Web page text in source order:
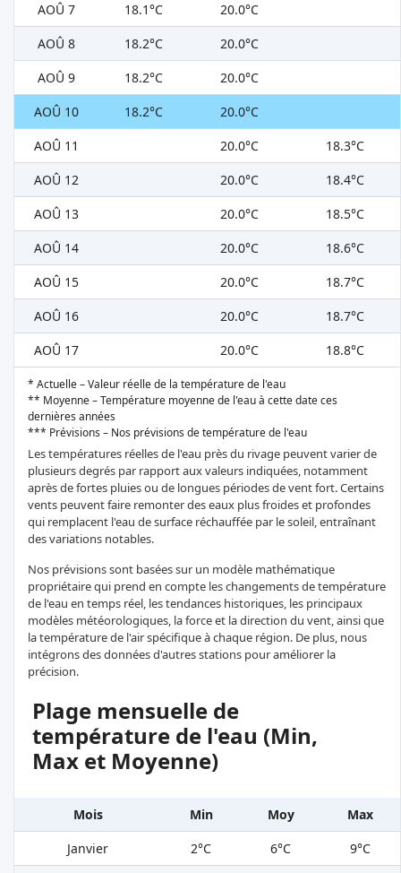
AOÛ 7 18.1°C
20.0°C
AOÛ 8
18.2°C
20.0°C
AOÛ 9
18.2°C
20.0°C
AOÛ 10
18.2°C
20.0°C
AOÛ 11
20.0°C
18.3°C
AOÛ 12
20.0°C
18.4°C
AOÛ 13
20.0°C
18.5°C
AOÛ 14
20.0°C
18.6°C
AOÛ 15
20.0°C
18.7°C
AOÛ 16
20.0°C
18.7°C
AOÛ 17
20.0°C 18.8°C
* Actuelle – Valeur réelle de la température de l'eau
** Moyenne – Température moyenne de l'eau à cette date ces
dernières années
*** Prévisions – Nos prévisions de température de l'eau
Les températures réelles de l'eau près du rivage peuvent varier de
plusieurs degrés par rapport aux valeurs indiquées, notamment
après de fortes pluies ou de longues périodes de vent fort. Certains
vents peuvent faire remonter des eaux plus froides et profondes
qui remplacent l'eau de surface réchauffée par le soleil, entraînant
des variations notables.
Nos prévisions sont basées sur un modèle mathématique
propriétaire qui prend en compte les changements de température
de l'eau en temps réel, les tendances historiques, les principaux
modèles météorologiques, la force et la direction du vent, ainsi que
la température de l'air spécifique à chaque région. De plus, nous
intégrons des données d'autres stations pour améliorer la
précision.
Plage mensuelle de
température de l'eau (Min,
Max et Moyenne)
Mois Min Moy
Max
Janvier
2°C 6°C
9°C